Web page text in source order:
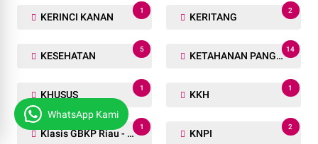
KERINCI KANAN
1
KERITANG
2
KESEHATAN
5
KETAHANAN PANGAN
14
KHUSUS
1
KKH
1
Klasis GBKP Riau - Sumbar.
1
KNPI
2
WhatsApp Kami